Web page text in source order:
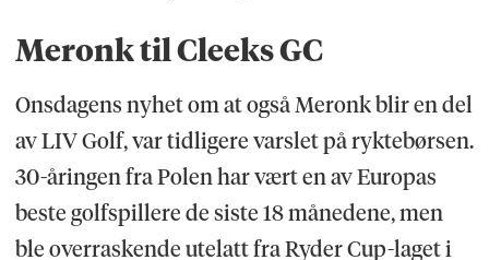
Meronk til Cleeks GC
Onsdagens nyhet om at også Meronk blir en del
av LIV Golf, var tidligere varslet på ryktebørsen.
30-åringen fra Polen har vært en av Europas
beste golfspillere de siste 18 månedene, men
ble overraskende utelatt fra Ryder Cup-laget i